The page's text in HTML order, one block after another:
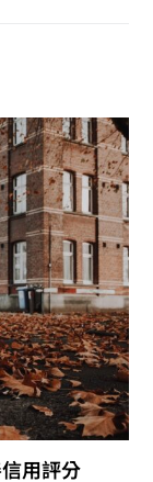
用評分